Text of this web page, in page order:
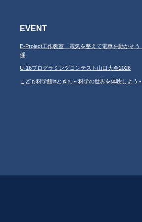
EVENT
E-Project工作教室「電気を整えて電車を動かそう
催
U-16プログラミングコンテスト山口大会2026
こども科学館inときわ～科学の世界を体験しよう